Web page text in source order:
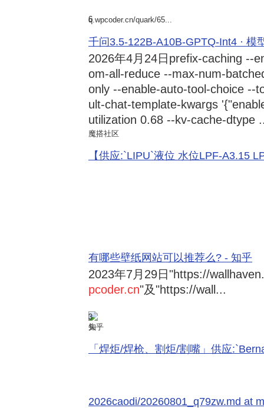
6
q.wpcoder.cn/quark/65...
千问3.5-122B-A10B-GPTQ-Int4 · 模
2026年4月24日 prefix-caching --
om-all-reduce --max-num-
only --enable-auto-tool-choice --
ult-chat-template-kwargs
utilization 0.68 --kv-cache-dtype
魔搭社区
【供应:`LIPU`液位 水位LPF-A3.15
有哪些壁纸网站可以推荐么? - 知乎
2023年7月29日 "https://
pcoder.cn"及"https://wall...
3
知乎
「焊炬/焊枪、割炬/割嘴」供应
2026caodi/20260801_q79zw.md at